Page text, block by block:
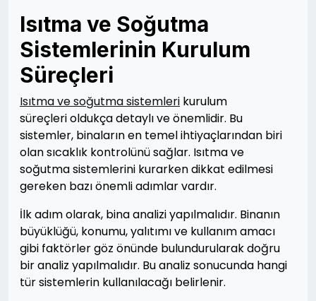
Isıtma ve Soğutma
Sistemlerinin Kurulum
Süreçleri
Isıtma ve soğutma sistemleri kurulum
süreçleri oldukça detaylı ve önemlidir. Bu
sistemler, binaların en temel ihtiyaçlarından biri
olan sıcaklık kontrolünü sağlar. Isıtma ve
soğutma sistemlerini kurarken dikkat edilmesi
gereken bazı önemli adımlar vardır.
İlk adım olarak, bina analizi yapılmalıdır. Binanın
büyüklüğü, konumu, yalıtımı ve kullanım amacı
gibi faktörler göz önünde bulundurularak doğru
bir analiz yapılmalıdır. Bu analiz sonucunda hangi
tür sistemlerin kullanılacağı belirlenir.